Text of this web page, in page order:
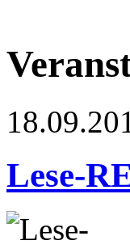
Lese-